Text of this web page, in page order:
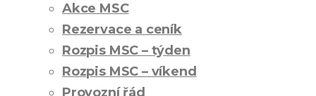
Akce MSC
Rezervace a ceník
Rozpis MSC – týden
Rozpis MSC – víkend
Provozní řád